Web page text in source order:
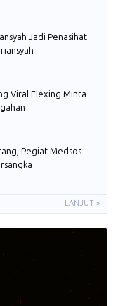
Jadi Penasihat
Viral Flexing Minta
Pegiat Medsos
LANJUT »